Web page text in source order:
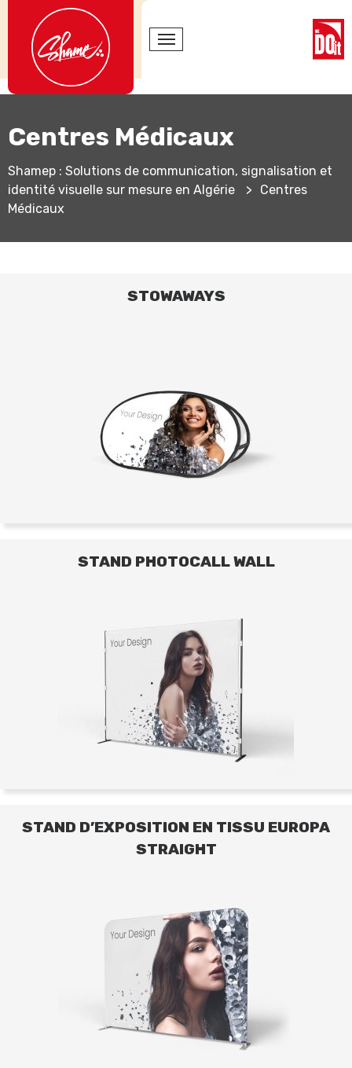
Centres Médicaux
Shamep : Solutions de communication, signalisation et
identité visuelle sur mesure en Algérie
>
Centres
Médicaux
STOWAWAYS
STAND PHOTOCALL WALL
STAND D’EXPOSITION EN TISSU EUROPA
STRAIGHT